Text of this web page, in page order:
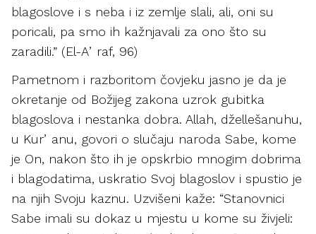
blagoslove i s neba i iz zemlje slali, ali, oni su
poricali, pa smo ih kažnjavali za ono što su
zaradili.” (El-Aʼraf, 96)
Pametnom i razboritom čovjeku jasno je da je
okretanje od Božijeg zakona uzrok gubitka
blagoslova i nestanka dobra. Allah, džellešanuhu,
u Kurʼanu, govori o slučaju naroda Sabe, kome
je On, nakon što ih je opskrbio mnogim dobrima
i blagodatima, uskratio Svoj blagoslov i spustio je
na njih Svoju kaznu. Uzvišeni kaže: “Stanovnici
Sabe imali su dokaz u mjestu u kome su živjeli: